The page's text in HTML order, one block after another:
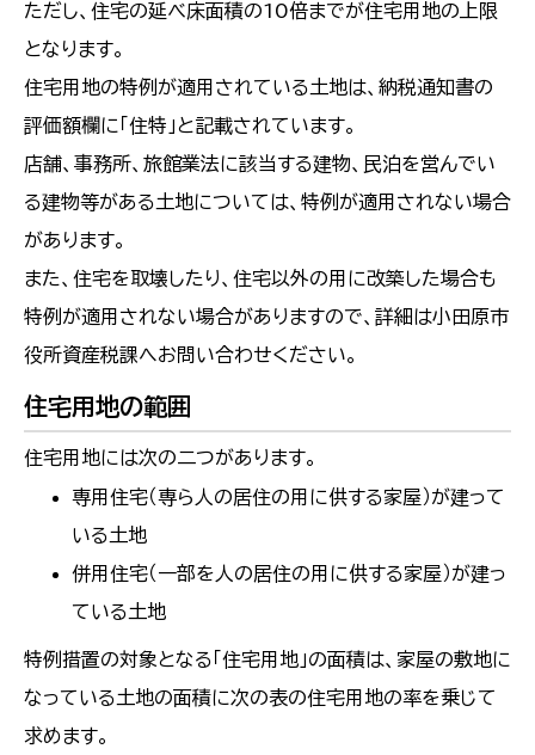
ただし、住宅の延べ床面積の10倍までが住宅用地の上限
となります。
住宅用地の特例が適用されている土地は、納税通知書の
評価額欄に「住特」と記載されています。
店舗、事務所、旅館業法に該当する建物、民泊を営んでい
る建物等がある土地については、特例が適用されない場合
があります。
また、住宅を取壊したり、住宅以外の用に改築した場合も
特例が適用されない場合がありますので、詳細は小田原市
役所資産税課へお問い合わせください。
住宅用地の範囲
住宅用地には次の二つがあります。
専用住宅（専ら人の居住の用に供する家屋）が建って
いる土地
併用住宅（一部を人の居住の用に供する家屋）が建っ
ている土地
特例措置の対象となる「住宅用地」の面積は、家屋の敷地に
なっている土地の面積に次の表の住宅用地の率を乗じて
求めます。